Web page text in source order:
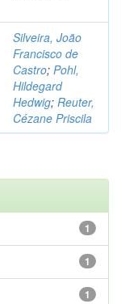
Silveira, João
Francisco de
Castro; Pohl,
Hildegard
Hedwig; Reuter,
Cézane Priscila
1
1
1